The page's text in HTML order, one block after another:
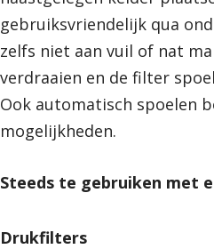
gebruiksvriendelijk qua
zelfs niet aan vuil of nat
verdraaien en de filter
Ook automatisch spoelen
mogelijkheden.
Steeds te gebruiken met
Drukfilters